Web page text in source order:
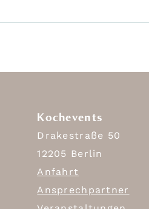
Kochevents
Drakestraße 50
12205 Berlin
Anfahrt
Ansprechpartner